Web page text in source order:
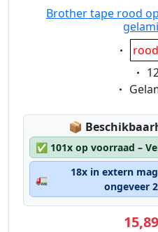
Brother tape rood
📦 Lagerstatus:
✅ 101x op voorraad –
🚛
18x in extern
ongeveer